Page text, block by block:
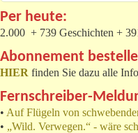
Per heute:
2.000 + 739 Geschichten +
Abonnement
HIER finden Sie dazu alle
Fernschreiber-
• Auf Flügeln von
• „Wild. Verwegen.“ - wäre